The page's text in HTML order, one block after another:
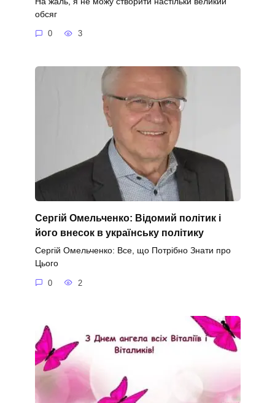
обсяг
0 3
Сергій Омельченко: Відомий політик і
його внесок в українську політику
Сергій Омельченко: Все, що Потрібно Знати про
Цього
0 2